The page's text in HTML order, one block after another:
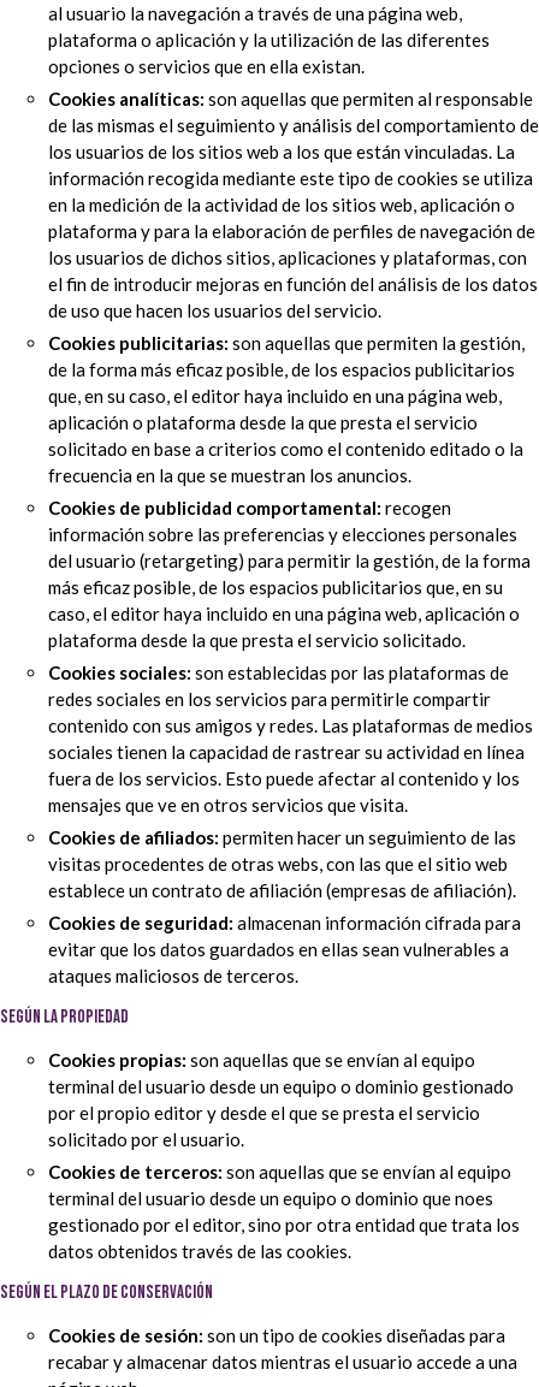
al usuario la navegación a través de una página web,
plataforma o aplicación y la utilización de las diferentes
opciones o servicios que en ella existan.
Cookies analíticas: son aquellas que permiten al responsable
de las mismas el seguimiento y análisis del comportamiento de
los usuarios de los sitios web a los que están vinculadas. La
información recogida mediante este tipo de cookies se utiliza
en la medición de la actividad de los sitios web, aplicación o
plataforma y para la elaboración de perfiles de navegación de
los usuarios de dichos sitios, aplicaciones y plataformas, con
el fin de introducir mejoras en función del análisis de los datos
de uso que hacen los usuarios del servicio.
Cookies publicitarias: son aquellas que permiten la gestión,
de la forma más eficaz posible, de los espacios publicitarios
que, en su caso, el editor haya incluido en una página web,
aplicación o plataforma desde la que presta el servicio
solicitado en base a criterios como el contenido editado o la
frecuencia en la que se muestran los anuncios.
Cookies de publicidad comportamental: recogen
información sobre las preferencias y elecciones personales
del usuario (retargeting) para permitir la gestión, de la forma
más eficaz posible, de los espacios publicitarios que, en su
caso, el editor haya incluido en una página web, aplicación o
plataforma desde la que presta el servicio solicitado.
Cookies sociales: son establecidas por las plataformas de
redes sociales en los servicios para permitirle compartir
contenido con sus amigos y redes. Las plataformas de medios
sociales tienen la capacidad de rastrear su actividad en línea
fuera de los servicios. Esto puede afectar al contenido y los
mensajes que ve en otros servicios que visita.
Cookies de afiliados: permiten hacer un seguimiento de las
visitas procedentes de otras webs, con las que el sitio web
establece un contrato de afiliación (empresas de afiliación).
Cookies de seguridad: almacenan información cifrada para
evitar que los datos guardados en ellas sean vulnerables a
ataques maliciosos de terceros.
SEGÚN LA PROPIEDAD
Cookies propias: son aquellas que se envían al equipo
terminal del usuario desde un equipo o dominio gestionado
por el propio editor y desde el que se presta el servicio
solicitado por el usuario.
Cookies de terceros: son aquellas que se envían al equipo
terminal del usuario desde un equipo o dominio que noes
gestionado por el editor, sino por otra entidad que trata los
datos obtenidos través de las cookies.
SEGÚN EL PLAZO DE CONSERVACIÓN
Cookies de sesión: son un tipo de cookies diseñadas para
recabar y almacenar datos mientras el usuario accede a una